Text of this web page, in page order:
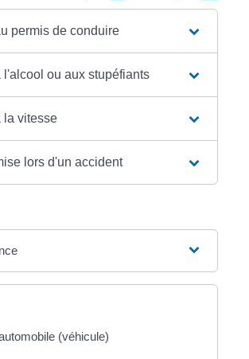
permis de conduire
l'alcool ou aux stupéfiants
la vitesse
lors d'un accident
(véhicule)